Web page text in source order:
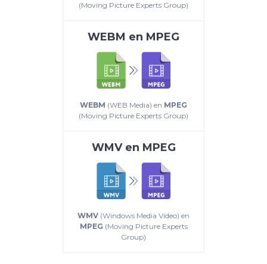
(Moving Picture Experts Group)
WEBM en MPEG
WEBM (WEB Media) en MPEG
(Moving Picture Experts Group)
WMVen MPEG
WMV (Windows Media Video) en
MPEG (Moving Picture Experts
Group)